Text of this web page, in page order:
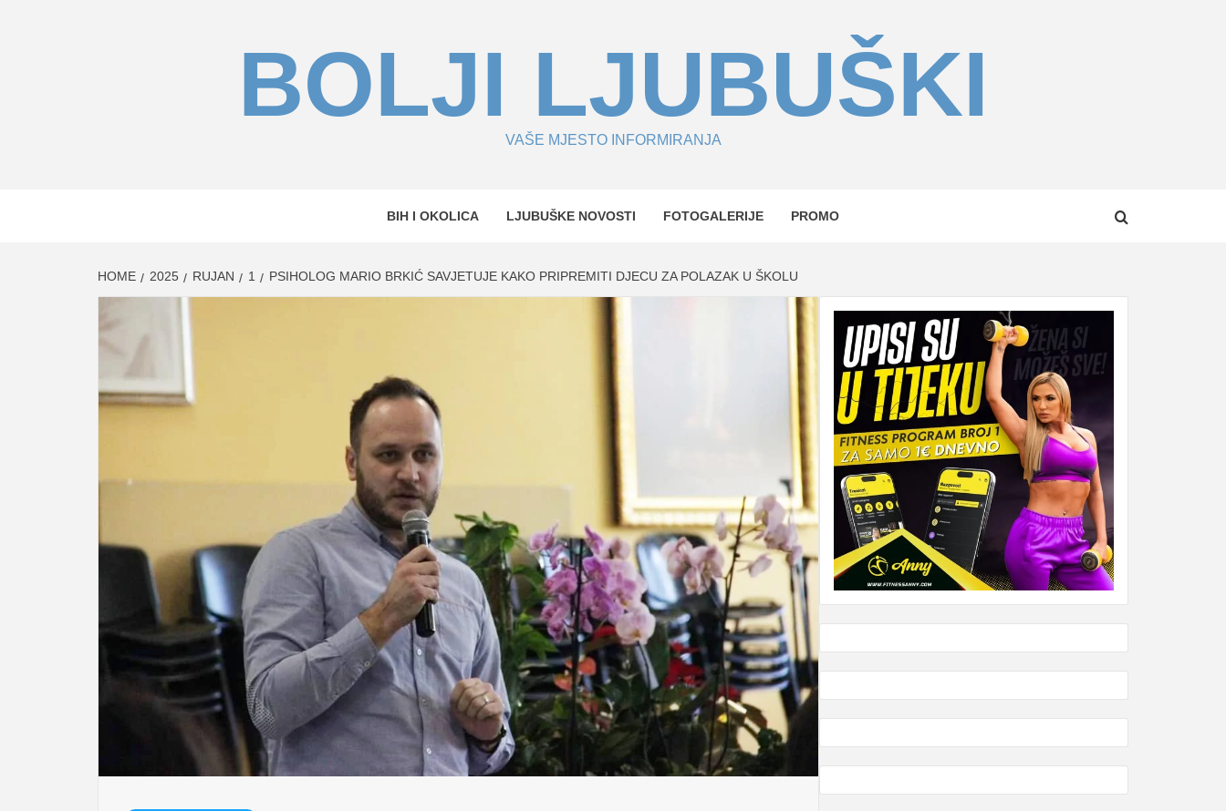
BOLJI LJUBUŠKI
VAŠE MJESTO INFORMIRANJA
BIH I OKOLICA LJUBUŠKE NOVOSTI FOTOGALERIJE PROMO
HOME 2025 RUJAN 1 PSIHOLOG MARIO BRKIĆ SAVJETUJE KAKO PRIPREMITI DJECU ZA POLAZAK U ŠKOLU